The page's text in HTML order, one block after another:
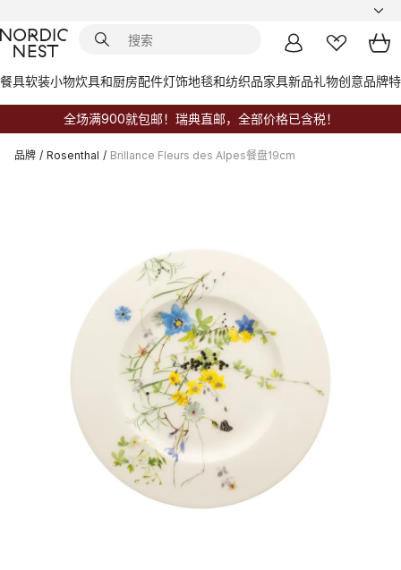
餐具软装小物炊具和厨房配件灯饰地毯和纺织品家具新品礼物创意品牌
全场满900就包邮！瑞典直邮，全部价格已含税！
品牌 / Rosenthal / Brillance Fleurs des Alpes餐盘19cm